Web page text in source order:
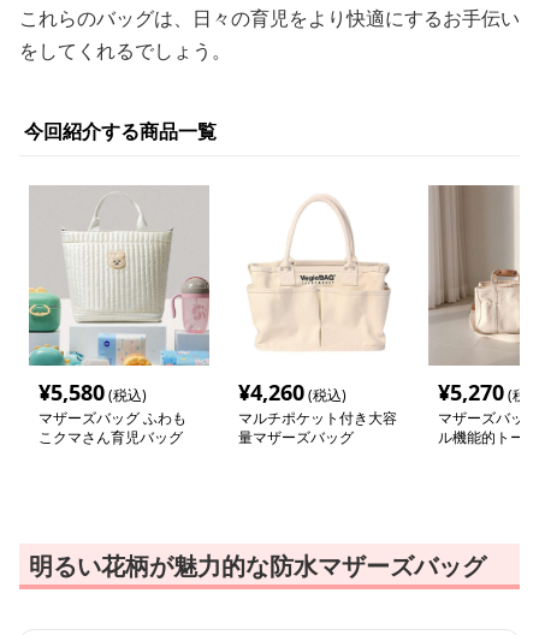
これらのバッグは、日々の育児をより快適にするお手伝い
をしてくれるでしょう。
今回紹介する商品一覧
¥5,580(税込)
マザーズバッグ ふわも
こクマさん育児バッグ
¥4,260(税込)
マルチポケット付き大容
量マザーズバッグ
¥5,270(税
マザーズバッ
ル機能的トート
明るい花柄が魅力的な防水マザーズバッグ